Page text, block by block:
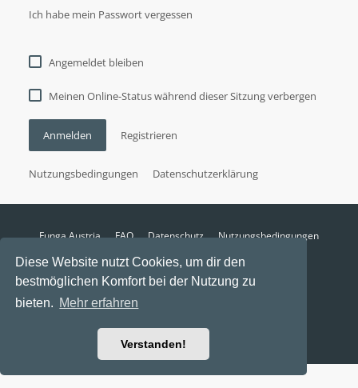
Diese Website nutzt Cookies, um dir den
bestmöglichen Komfort bei der Nutzung zu
bieten. Mehr erfahren
Verstanden!
Ich habe mein Passwort vergessen
Angemeldet bleiben
Meinen Online-Status während dieser Sitzung verbergen
Anmelden Registrieren
Nutzungsbedingungen Datenschutzerklärung
Funga Austria FAQ Datenschutz
Nutzungsbedingungen
Alle Zeiten sindUTC+02:00
Aktuelle Zeit: 6. August 2026, 06:44
Powered byphpBB
Ravaio Theme byGramziu